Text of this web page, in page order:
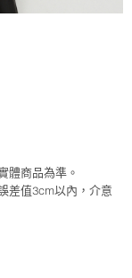
體商品為準。
差值3cm以內，介意